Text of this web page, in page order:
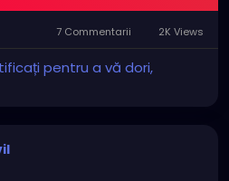
7 Commentarii 2K Views
pentru a vă dori,